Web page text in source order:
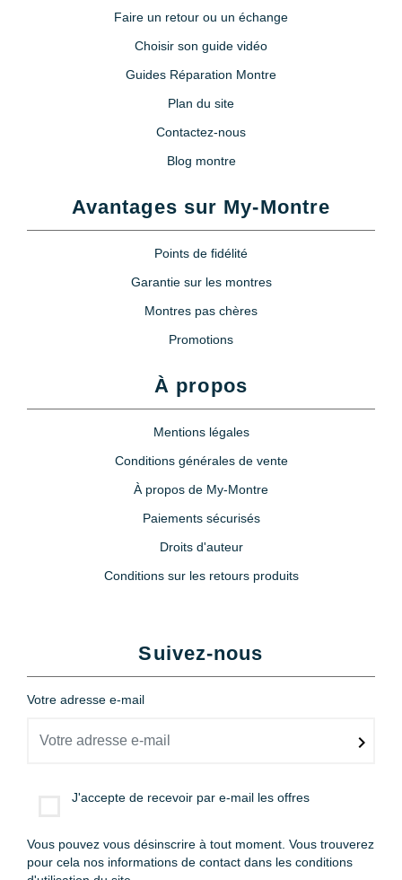
Faire un retour ou un échange
Choisir son guide vidéo
Guides Réparation Montre
Plan du site
Contactez-nous
Blog montre
Avantages sur My-Montre
Points de fidélité
Garantie sur les montres
Montres pas chères
Promotions
À propos
Mentions légales
Conditions générales de vente
À propos de My-Montre
Paiements sécurisés
Droits d'auteur
Conditions sur les retours produits
Suivez-nous
Votre adresse e-mail
J'accepte de recevoir par e-mail les offres
Vous pouvez vous désinscrire à tout moment. Vous trouverez
pour cela nos informations de contact dans les conditions